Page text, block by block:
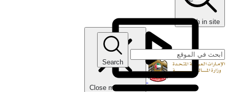
search in site
Close main menu
Search